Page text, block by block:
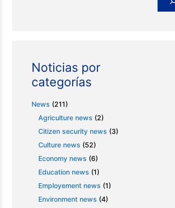
Noticias por
categorías
News (211)
Agriculture news (2)
Citizen security news (3)
Culture news (52)
Economy news (6)
Education news (1)
Employement news (1)
Environment news (4)